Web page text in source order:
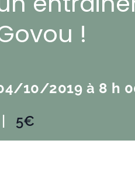
!
10/2019 à 8 h
5€